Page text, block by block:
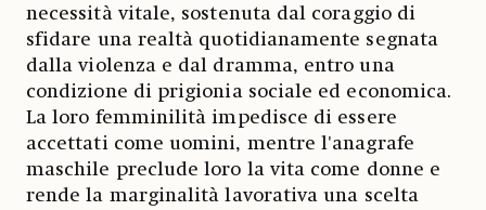
necessità vitale, sostenuta dal coraggio di
sfidare una realtà quotidianamente segnata
dalla violenza e dal dramma, entro una
condizione di prigionia sociale ed economica.
La loro femminilità impedisce di essere
accettati come uomini, mentre l'anagrafe
maschile preclude loro la vita come donne e
rende la marginalità lavorativa una scelta